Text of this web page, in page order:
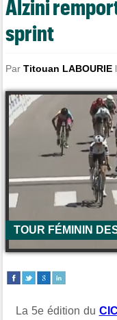
Alzini
sprint
ParTitouan LABOURIE
TOUR FÉMININ
La 5e édition du